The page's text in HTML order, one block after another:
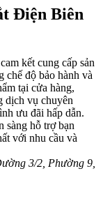
Điện Biên
kết cung cấp sản
chế độ bảo hành và
tại cửa hàng,
dịch vụ chuyên
ưu đãi hấp dẫn.
sàng hỗ trợ bạn
với nhu cầu và
3/2, Phường 9,